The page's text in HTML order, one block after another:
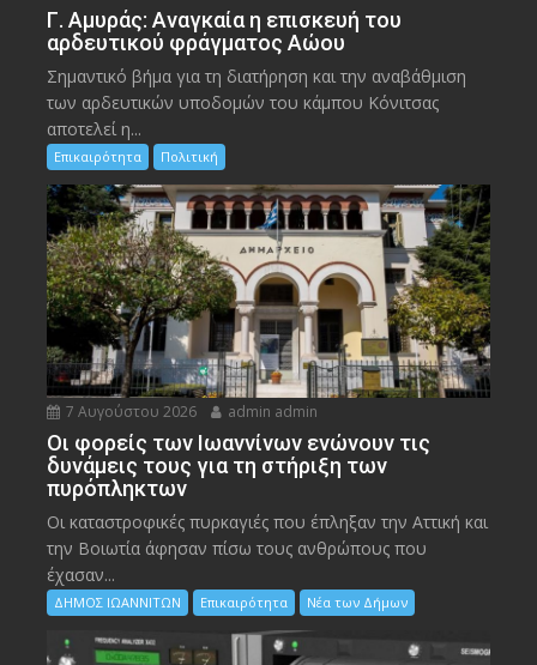
Γ. Αμυράς: Αναγκαία η επισκευή του
αρδευτικού φράγματος Αώου
Σημαντικό βήμα για τη διατήρηση και την αναβάθμιση
των αρδευτικών υποδομών του κάμπου Κόνιτσας
αποτελεί η...
Επικαιρότητα Πολιτική
7 Αυγούστου 2026 admin admin
Οι φορείς των Ιωαννίνων ενώνουν τις
δυνάμεις τους για τη στήριξη των
πυρόπληκτων
Οι καταστροφικές πυρκαγιές που έπληξαν την Αττική και
την Bοιωτία άφησαν πίσω τους ανθρώπους που
έχασαν...
ΔΗΜΟΣ ΙΩΑΝΝΙΤΩΝ Επικαιρότητα Νέα των Δήμων